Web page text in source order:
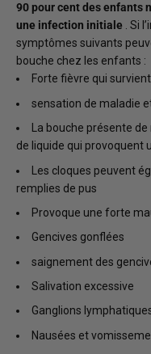
90 pour cent des enfants
une infection initiale . Si
symptômes suivants
bouche chez les enfants :
Forte fièvre qui
sensation de maladie
La bouche présente
de liquide qui provoquent
Les cloques peuvent
remplies de pus
Provoque une forte
Gencives gonflées
saignement des
Salivation excessive
Ganglions
Nausées et